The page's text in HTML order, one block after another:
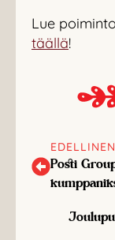
Lue
täällä!
EDELLINEN
Posti